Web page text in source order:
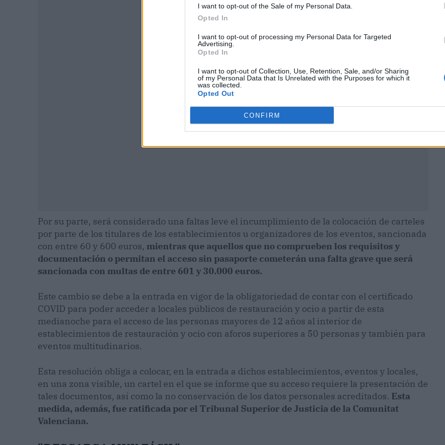
I want to opt-out of the Sale of my Personal Data.
Opted In
I want to opt-out of processing my Personal Data for Targeted
Advertising.
Opted In
I want to opt-out of Collection, Use, Retention, Sale, and/or Sharing
of my Personal Data that Is Unrelated with the Purposes for which it
was collected.
Opted Out
CONFIRM
Por su parte, será considerado una faltas leve el incumplimiento de la colocación de carteles
por parte de los titulares de los establecimientos u organizadores de los eventos, sancionada
con entre 60 y 600 euros, mientras que aquellos que no comprueben los requisitos y
documentación o permitan el acceso sin pasaporte cometerán una falta grave que será
sancionada con multas de entre 601 y 30.000 euros.
Este cambio se debe a la entrada en vigor de la obligatoriedad de contar con el certificado
COVID para poder acceder a locales públicos de restauración y ocio a partir de esta
medianoche para el acceso de las personas mayores de 12 años al interior de
establecimientos de restauración y ocio con aforos superiores a 50 personas y también para
eventos multitudinarios.
Esta resolución obliga a colocar, en la entrada a dichos establecimientos, eventos y locales,
en una zona visible, un cartel en el que se informe que su acceso requiere la presentación de
tales documentos, así como la no conservación de los datos personales acreditados. Esta
medida, además, fue ratificada por el Tribunal Superior de Justicia de la Comunitat
Valenciana.